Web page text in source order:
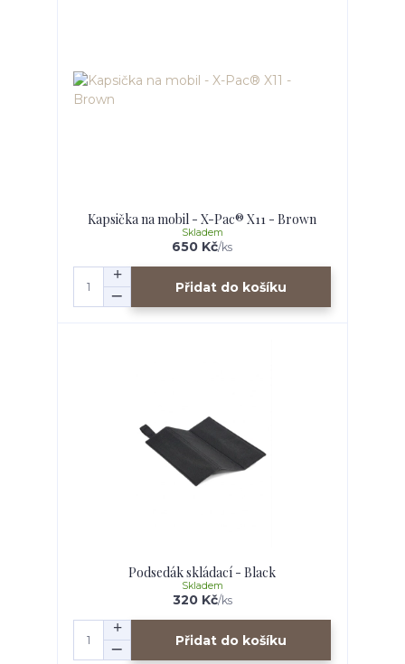
Kapsička na mobil - X-Pac® X11 - Brown
650 Kč/ks
Skladem
Přidat do košíku
Podsedák skládací - Black
320 Kč/ks
Skladem
Přidat do košíku